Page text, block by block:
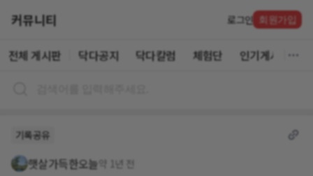
커뮤니티 로그인 회원가입
전체 게시판 닥다공지 닥다칼럼 체험단 인기게시글
기록공유
햇살가득한오늘 약 1년 전